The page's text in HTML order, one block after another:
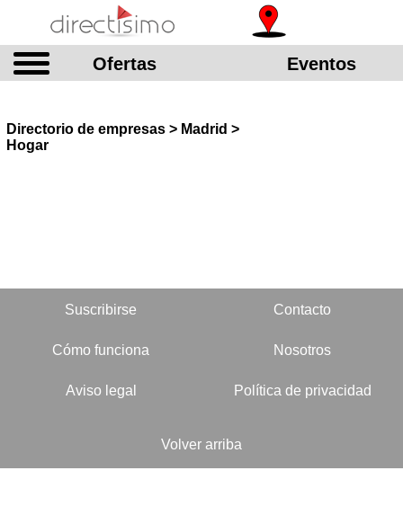
Ofertas Eventos
Directorio de empresas > Madrid >
Hogar
Suscribirse Contacto
Cómo funciona Nosotros
Aviso legal Política de privacidad
Volver arriba